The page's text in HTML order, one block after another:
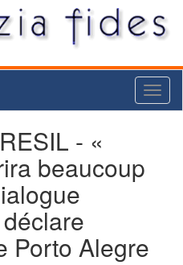
- «
beaucoup
Porto Alegre